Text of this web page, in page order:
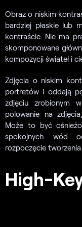
Obraz o niskim
bardziej płaskie lub
kontraście. Nie ma
skomponowane
kompozycji świateł i
Zdjęcia o niskim
portretów i oddają
zdjęciu zrobionym
polowanie na
Może to być
spokojnych wód
rozpoczęcie
High-